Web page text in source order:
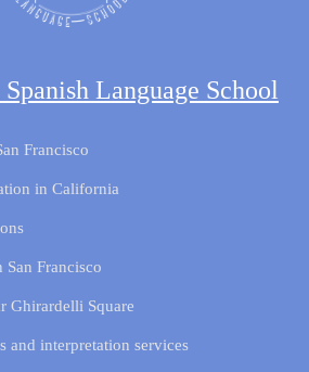
Language School
Francisco
in California
Francisco
Ghirardelli Square
and interpretation services